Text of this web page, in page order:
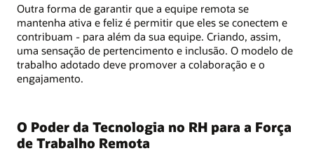
Outra forma de garantir que a equipe remota se
mantenha ativa e feliz é permitir que eles se conectem e
contribuam - para além da sua equipe. Criando, assim,
uma sensação de pertencimento e inclusão. O modelo de
trabalho adotado deve promover a colaboração e o
engajamento.
O Poder da Tecnologia no RH para a Força
de Trabalho Remota